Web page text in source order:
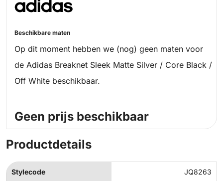
Beschikbare maten
Op dit moment hebben we (nog) geen maten voor
de Adidas Breaknet Sleek Matte Silver / Core Black /
Off White beschikbaar.
Geen prijs beschikbaar
Productdetails
Stylecode JQ8263